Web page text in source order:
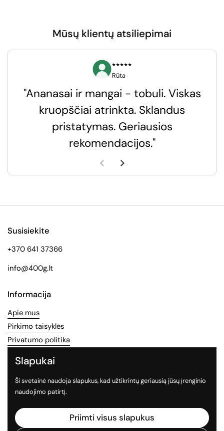
Mūsų klientų atsiliepimai
⭑⭑⭑⭑⭑
Rūta
"Ananasai ir mangai - tobuli. Viskas
kruopščiai atrinkta. Sklandus
pristatymas. Geriausios
rekomendacijos."
Ankstesnė skaidrė
Kita skaidrė
Susisiekite
+370 641 37366
info@400g.lt
Informacija
Apie mus
Pirkimo taisyklės
Privatumo politika
Socialinės medijos
Sekite mus socialiniuose tinkluose
Facebook
Slapukai
Ši svetainė naudoja slapukus, kad užtikrintų geriausią jūsų įrenginio
naudojimo patirtį.
Priimti visus slapukus